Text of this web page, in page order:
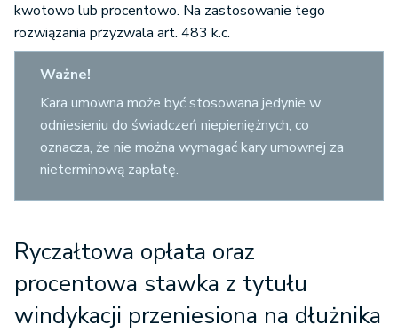
kwotowo lub procentowo. Na zastosowanie tego
rozwiązania przyzwala art. 483 k.c.
Ważne!
Kara umowna może być stosowana jedynie w
odniesieniu do świadczeń niepieniężnych, co
oznacza, że nie można wymagać kary umownej za
nieterminową zapłatę.
Ryczałtowa opłata oraz
procentowa stawka z tytułu
windykacji przeniesiona na dłużnika